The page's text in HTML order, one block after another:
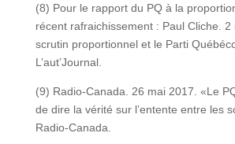
(8) Pour le rapport du PQ à la
récent rafraichissement : Paul Cliche.
scrutin proportionnel et le Parti
L’aut’Journal.
(9) Radio-Canada. 26 mai 2017. «Le
de dire la vérité sur l’entente entre les
Radio-Canada.